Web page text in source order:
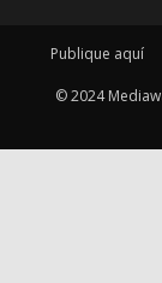
Publique aquí
© 2024